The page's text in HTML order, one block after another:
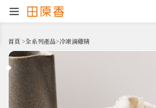
首頁>全系列產品>冷凍滴雞精